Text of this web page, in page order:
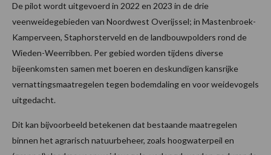
De pilot wordt uitgevoerd in 2022 en 2023 in de drie
veenweidegebieden van Noordwest Overijssel; in Mastenbroek-
Kamperveen, Staphorsterveld en de landbouwpolders rond de
Wieden-Weerribben. Per gebied worden tijdens diverse
bijeenkomsten samen met boeren en deskundigen kansrijke
vernattingsmaatregelen tegen bodemdaling en voor weidevogels
uitgedacht.
Dit kan bijvoorbeeld betekenen dat bestaande maatregelen
binnen het agrarisch natuurbeheer, zoals hoogwaterpeil en